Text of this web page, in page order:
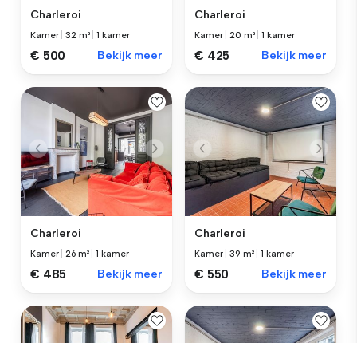
Charleroi
Kamer |32 m² |1 kamer
€ 500 Bekijk meer
Charleroi
Kamer |20 m² |1 kamer
€ 425 Bekijk meer
Charleroi
Kamer |26 m² |1 kamer
€ 485 Bekijk meer
Charleroi
Kamer |39 m² |1 kamer
€ 550 Bekijk meer